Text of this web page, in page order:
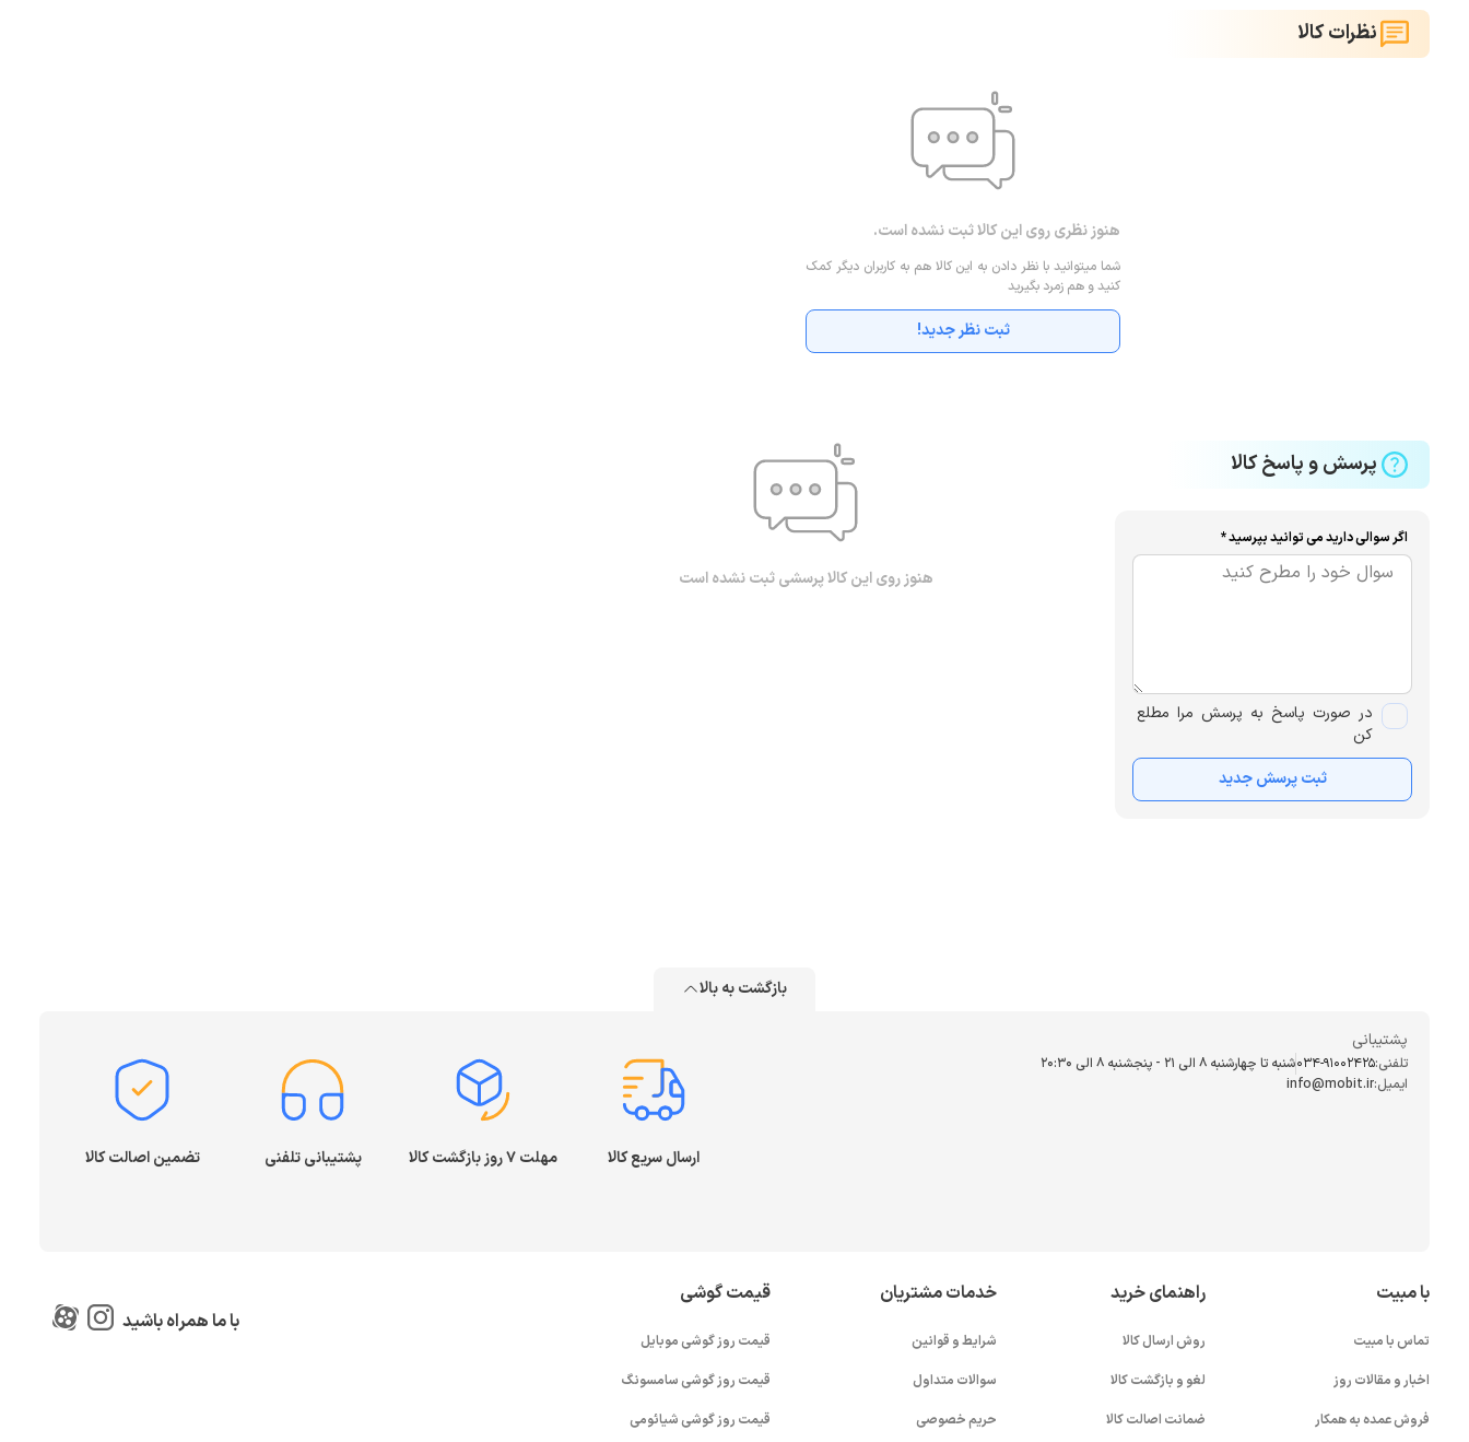
نظرات کالا
هنوز نظری روی این کالا ثبت نشده است.
شما میتوانید با نظر دادن به این کالا هم به کاربران دیگر کمک
کنید و هم زمرد بگیرید
ثبت نظر جدید!
پرسش و پاسخ کالا
اگر سوالی دارید می توانید بپرسید *
در صورت پاسخ به پرسش مرا مطلع
کن
ثبت پرسش جدید
هنوز روی این کالا پرسشی ثبت نشده است
بازگشت به بالا
پشتیبانی
تلفنی:034-91002425شنبه تا چهارشنبه ۸ الی ۲۱ - پنجشنبه 8 الی ۲۰:۳۰
ایمیل:info@mobit.ir
ارسال سریع کالا مهلت ۷ روز بازگشت کالا پشتیبانی تلفنی تضمین اصالت کالا
با مبیت
تماس با مبیت
اخبار و مقالات روز
فروش عمده به همکار
راهنمای خرید
روش ارسال کالا
لغو و بازگشت کالا
ضمانت اصالت کالا
خدمات مشتریان
شرایط و قوانین
سوالات متداول
حریم خصوصی
قیمت گوشی
قیمت روز گوشی موبایل
قیمت روز گوشی سامسونگ
قیمت روز گوشی شیائومی
با ما همراه باشید